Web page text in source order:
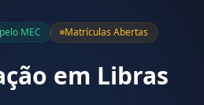
MEC Matrículas Abertas
em Libras